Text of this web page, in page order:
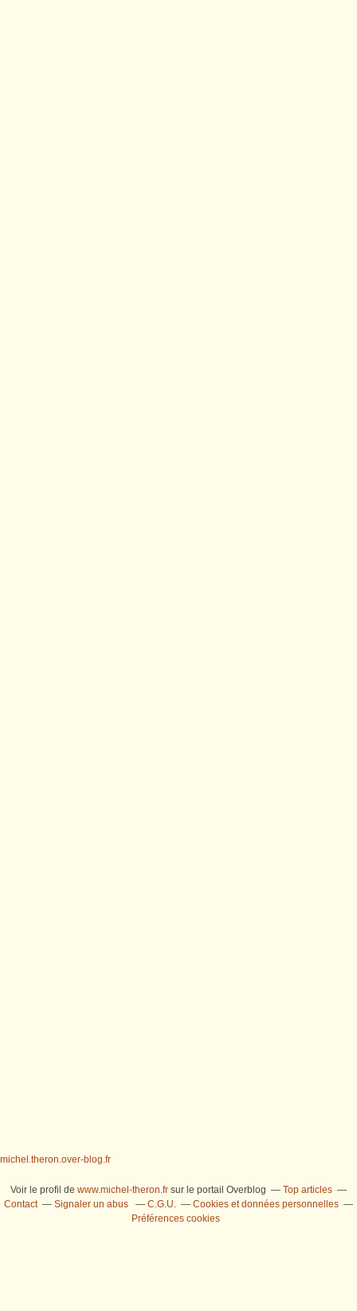
michel.theron.over-blog.fr
Voir le profil de www.michel-theron.fr sur le portail Overblog
Top articles
Contact
Signaler un abus C.G.U.
Cookies et données personnelles
Préférences cookies